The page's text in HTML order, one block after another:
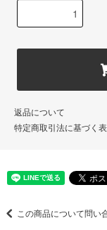
返品について
特定商取引法に基づく
この商品について問い